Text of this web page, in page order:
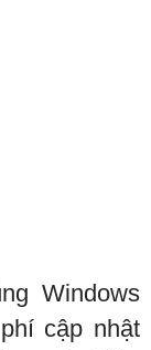
Windows
cập nhật